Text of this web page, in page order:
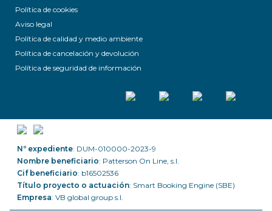
Política de cookies
Aviso legal
Política de calidad y medio ambiente
Política de cancelación y devolución
Política de seguridad de información
Nº expediente: DUM-010000-2023-9
Nombre beneficiario: Patterson On Line, s.l.
Cif beneficiario: b16502536
Título proyecto o actuación: Smart Booking Engine (SBE)
Empresa: VB global group s.l.